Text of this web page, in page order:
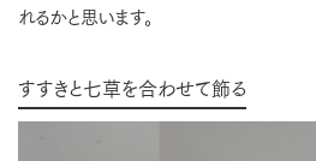
れるかと思います。
すすきと七草を合わせて飾る